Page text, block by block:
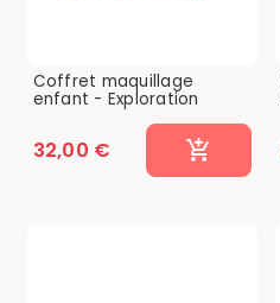
Coffret maquillage
enfant - Exploration
32,00 €